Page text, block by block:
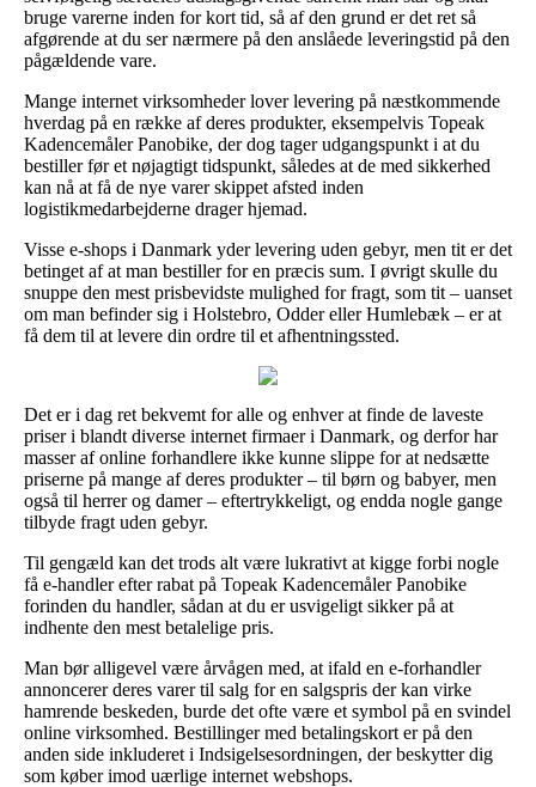
bruge varerne inden for kort tid, så af den grund er det ret så
afgørende at du ser nærmere på den anslåede leveringstid på den
pågældende vare.
Mange internet virksomheder lover levering på næstkommende
hverdag på en række af deres produkter, eksempelvis Topeak
Kadencemåler Panobike, der dog tager udgangspunkt i at du
bestiller før et nøjagtigt tidspunkt, således at de med sikkerhed
kan nå at få de nye varer skippet afsted inden
logistikmedarbejderne drager hjemad.
Visse e-shops i Danmark yder levering uden gebyr, men tit er det
betinget af at man bestiller for en præcis sum. I øvrigt skulle du
snuppe den mest prisbevidste mulighed for fragt, som tit – uanset
om man befinder sig i Holstebro, Odder eller Humlebæk – er at
få dem til at levere din ordre til et afhentningssted.
Det er i dag ret bekvemt for alle og enhver at finde de laveste
priser i blandt diverse internet firmaer i Danmark, og derfor har
masser af online forhandlere ikke kunne slippe for at nedsætte
priserne på mange af deres produkter – til børn og babyer, men
også til herrer og damer – eftertrykkeligt, og endda nogle gange
tilbyde fragt uden gebyr.
Til gengæld kan det trods alt være lukrativt at kigge forbi nogle
få e-handler efter rabat på Topeak Kadencemåler Panobike
forinden du handler, sådan at du er usvigeligt sikker på at
indhente den mest betalelige pris.
Man bør alligevel være årvågen med, at ifald en e-forhandler
annoncerer deres varer til salg for en salgspris der kan virke
hamrende beskeden, burde det ofte være et symbol på en svindel
online virksomhed. Bestillinger med betalingskort er på den
anden side inkluderet i Indsigelsesordningen, der beskytter dig
som køber imod uærlige internet webshops.